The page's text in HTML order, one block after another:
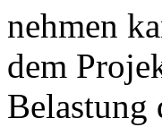
nehmen
dem
Belastung